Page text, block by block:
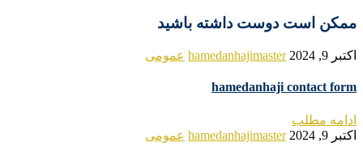
ممکن است دوست داشته باشید
اکتبر 9, 2024 hamedanhajimaster عمومی
hamedanhaji contact form
ادامه مطلب
اکتبر 9, 2024
hamedanhajimaster عمومی